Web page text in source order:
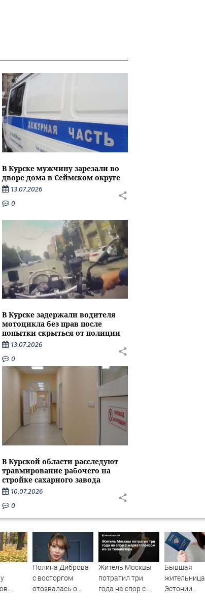
В Курске мужчину зарезали во
дворе дома в Сеймском округе
13.07.2026
0
В Курске задержали водителя
мотоцикла без прав после
попытки скрыться от полиции
13.07.2026
0
В Курской области расследуют
травмирование рабочего на
стройке сахарного завода
10.07.2026
0
Полина Диброва
с восторгом
отозвалась о
Житель Москвы
потратил три
года на спор с
Бывшая
жительница
Эстонии